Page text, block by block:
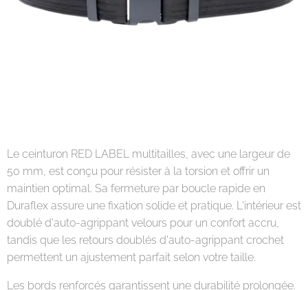
Le ceinturon RED LABEL multitailles, avec une largeur de
50 mm, est conçu pour résister à la torsion et offrir un
maintien optimal. Sa fermeture par boucle rapide en
Duraflex assure une fixation solide et pratique. L'intérieur est
doublé d'auto-agrippant velours pour un confort accru,
tandis que les retours doublés d'auto-agrippant crochet
permettent un ajustement parfait selon votre taille.
Les bords renforcés garantissent une durabilité prolongée.